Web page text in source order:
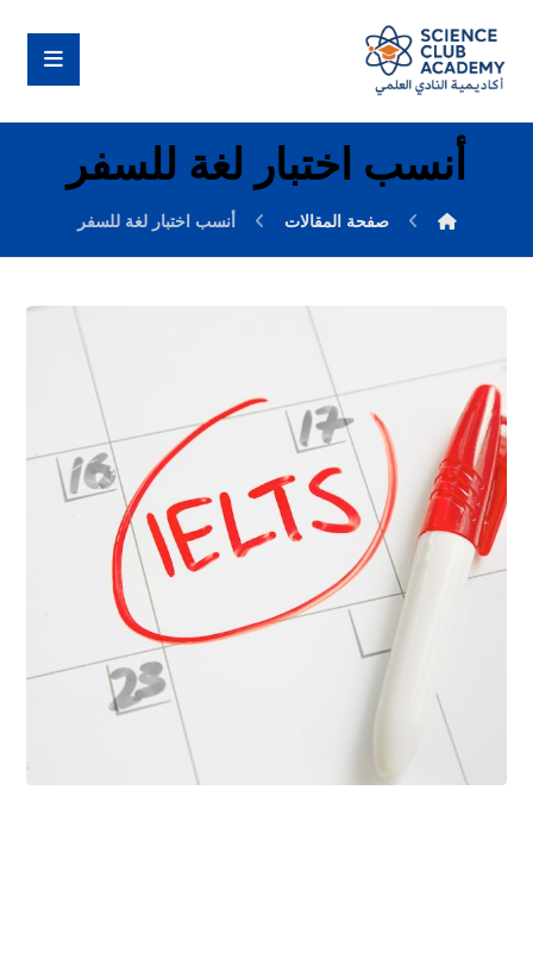
أنسب اختبار لغة للسفر
صفحة المقالات أنسب اختبار لغة للسفر